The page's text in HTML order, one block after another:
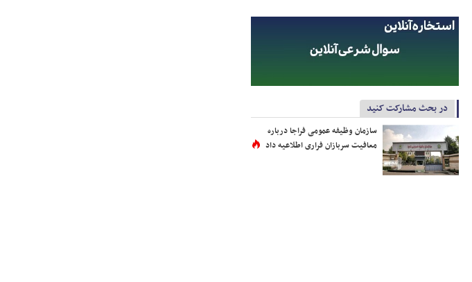
در بحث مشارکت کنید
سازمان وظیفه عمومی فراجا درباره
معافیت سربازان فراری اطلاعیه داد